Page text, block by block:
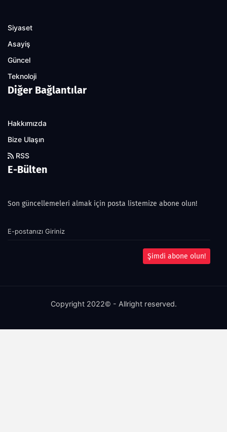
Siyaset
Asayiş
Güncel
Teknoloji
Diğer Bağlantılar
Hakkımızda
Bize Ulaşın
RSS
E-Bülten
Son güncellemeleri almak için posta listemize abone olun!
Şimdi abone olun!
Copyright 2022© - Allright reserved.